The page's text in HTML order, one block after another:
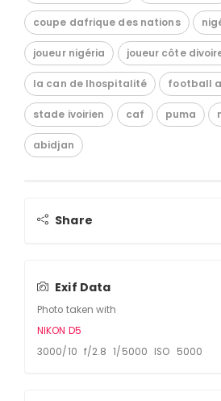
coupe dafrique des nations
joueur nigéria joueur côte
la can de lhospitalité football
stade ivoirien caf puma
abidjan
Share
Exif Data
Photo taken with
NIKON D5
3000/10 f/2.8 1/5000 ISO 5000